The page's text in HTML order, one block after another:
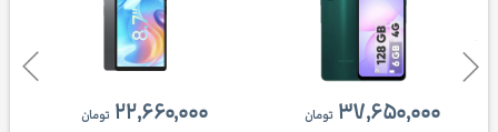
۲۲,۶۶۰,۰۰۰ تومان ۳۷,۶۵۰,۰۰۰ تومان